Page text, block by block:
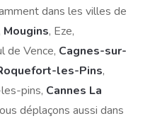
dans les villes de
Mougins, Eze,
de Vence, Cagnes-sur-
les-Pins,
les-pins, Cannes La
déplaçons aussi dans